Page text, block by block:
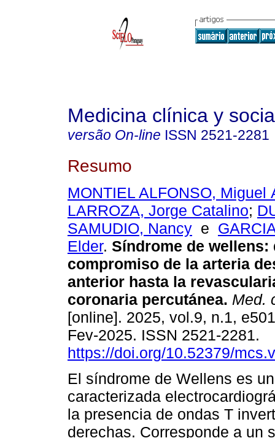
Medicina clínica y
versão On-line ISSN 2521-2281
Resumo
MONTIEL ALFONSO, Miguel
LARROZA, Jorge Catalino;
SAMUDIO, Nancy e
Elder. Síndrome de wellens:
compromiso de la arteria
anterior hasta la
coronaria percutánea. Med.
[online]. 2025, vol.9, n.1,
Fev-2025. ISSN 2521-2281.
https://doi.org/10.52379/
El síndrome de Wellens es
caracterizada
la presencia de ondas T
derechas. Corresponde a un